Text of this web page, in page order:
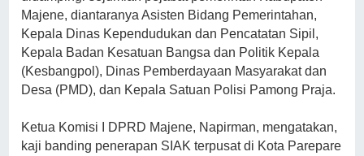
Majene, diantaranya Asisten Bidang Pemerintahan,
Kepala Dinas Kependudukan dan Pencatatan Sipil,
Kepala Badan Kesatuan Bangsa dan Politik Kepala
(Kesbangpol), Dinas Pemberdayaan Masyarakat dan
Desa (PMD), dan Kepala Satuan Polisi Pamong Praja.
Ketua Komisi I DPRD Majene, Napirman, mengatakan,
kaji banding penerapan SIAK terpusat di Kota Parepare